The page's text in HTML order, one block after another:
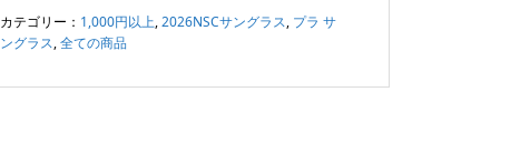
カテゴリー： 1,000円以上,2026NSCサングラス, プラ サ
ングラス,全ての商品